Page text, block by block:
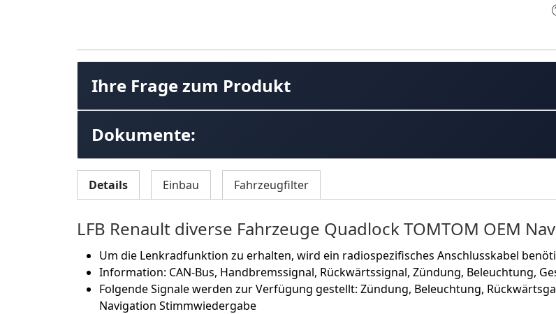
Ihre Frage zum Produkt
Dokumente:
Details Einbau Fahrzeugfilter
LFB Renault diverse Fahrzeuge Quadlock TOMTOM OEM
Um die Lenkradfunktion zu erhalten, wird ein radiospezifisches Anschlusskabel
Information: CAN-Bus, Handbremssignal, Rückwärtssignal, Zündung, Beleuchtung,
Folgende Signale werden zur Verfügung gestellt: Zündung, Beleuchtung,
Navigation Stimmwiedergabe